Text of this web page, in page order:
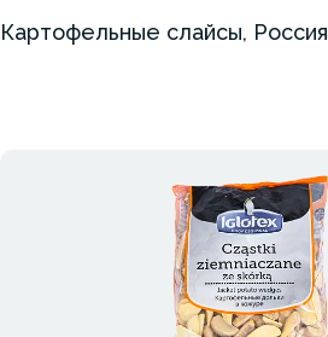
Картофельные слайсы, Россия